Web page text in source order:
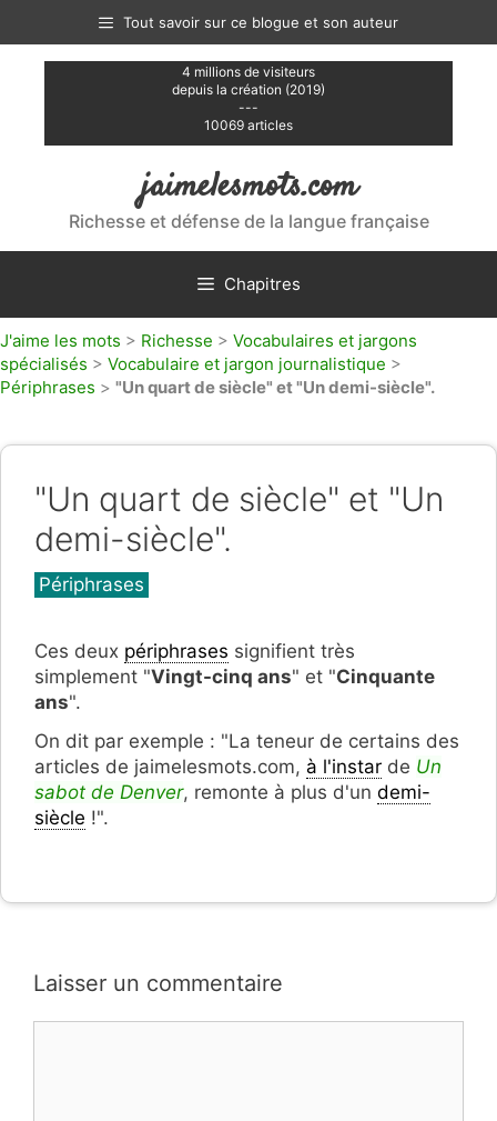
contenu
Tout savoir sur ce blogue et son auteur
4 millions de visiteurs
depuis la création (2019)
---
10069 articles
jaimelesmots.com
Richesse et défense de la langue française
Chapitres
J'aime les mots > Richesse > Vocabulaires et jargons
spécialisés > Vocabulaire et jargon journalistique >
Périphrases > "Un quart de siècle" et "Un demi-siècle".
"Un quart de siècle" et "Un
demi-siècle".
Catégories
Périphrases
Ces deux périphrases signifient très
simplement "Vingt-cinq ans" et "Cinquante
ans".
On dit par exemple : "La teneur de certains des
articles de jaimelesmots.com, à l'instar de Un
sabot de Denver, remonte à plus d'un demi-
siècle !".
Laisser un commentaire